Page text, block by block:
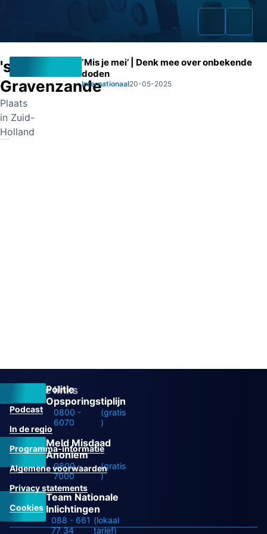
's-
Gravenzande
Plaats
in Zuid-
Holland
‘Mis je mei’ | Denk mee over onbekende
doden
Internationaal20-05-2025
Politie
Opsporingstiplijn
0800 -
6070
(gratis
)
Meld Misdaad
Anoniem
0800 -
7000
(gratis
)
Team Nationale
Inlichtingen
088 - 661
77 34
(lokaal
tarief)
Overige links
Podcast
In de regio
Programma-informatie
Algemene voorwaarden
Privacy statements
Cookies